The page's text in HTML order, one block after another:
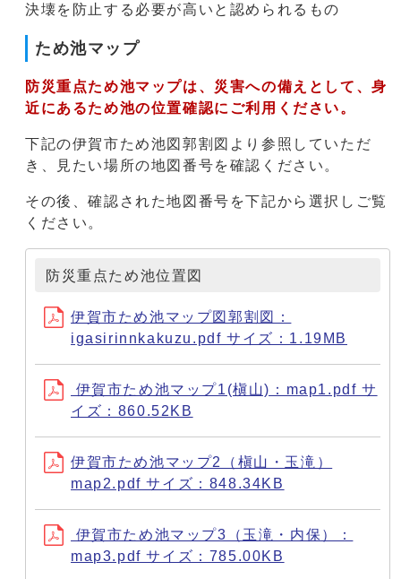
決壊を防止する必要が高いと認められるもの
ため池マップ
防災重点ため池マップは、災害への備えとして、身
近にあるため池の位置確認にご利用ください。
下記の伊賀市ため池図郭割図より参照していただ
き、見たい場所の地図番号を確認ください。
その後、確認された地図番号を下記から選択しご覧
ください。
防災重点ため池位置図
伊賀市ため池マップ図郭割図：
igasirinnkakuzu.pdf サイズ：1.19MB
伊賀市ため池マップ1(槇山)：map1.pdf サ
イズ：860.52KB
伊賀市ため池マップ2（槇山・玉滝）
map2.pdf サイズ：848.34KB
伊賀市ため池マップ3（玉滝・内保）：
map3.pdf サイズ：785.00KB